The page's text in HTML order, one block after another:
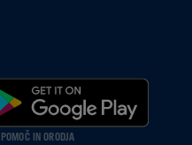
POMOČ IN ORODJA